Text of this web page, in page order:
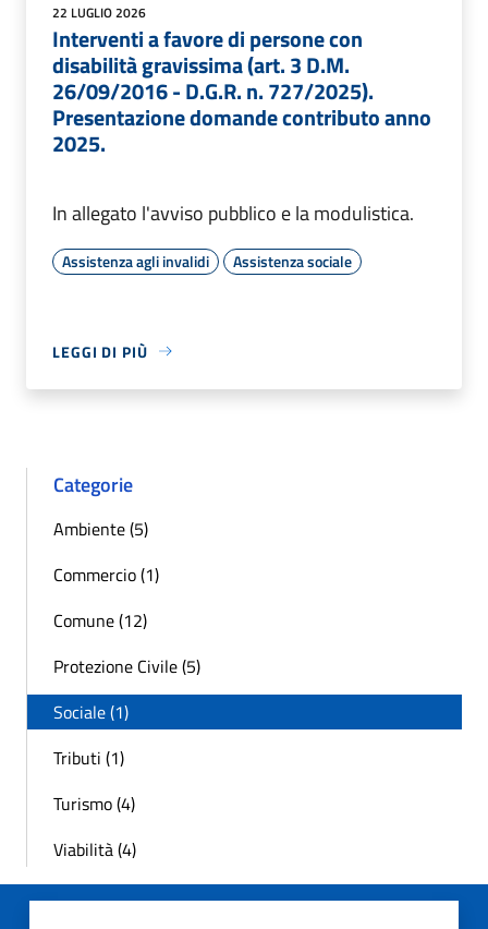
22 LUGLIO 2026
Interventi a favore di persone con
disabilità gravissima (art. 3 D.M.
26/09/2016 - D.G.R. n. 727/2025).
Presentazione domande contributo anno
2025.
In allegato l'avviso pubblico e la modulistica.
Assistenza agli invalidi Assistenza sociale
LEGGI DI PIÙ
Categorie
Ambiente (5)
Commercio (1)
Comune (12)
Protezione Civile (5)
Sociale (1)
Tributi (1)
Turismo (4)
Viabilità (4)